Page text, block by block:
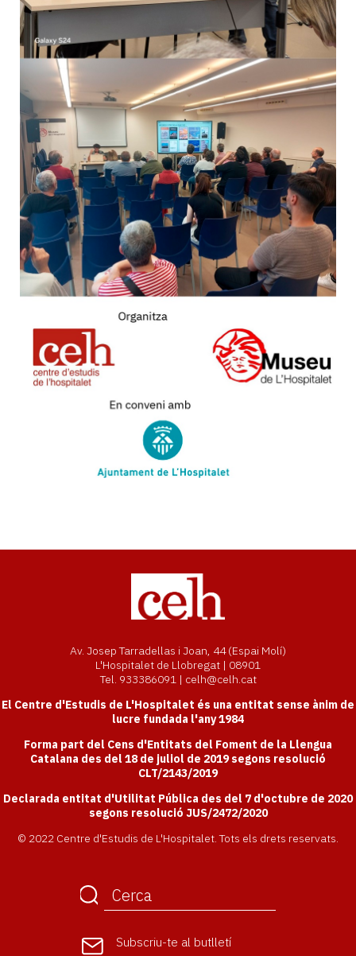
Av. Josep Tarradellas i Joan, 44 (Espai Molí)
L'Hospitalet de Llobregat | 08901
Tel. 933386091 | celh@celh.cat
El Centre d'Estudis de L'Hospitalet és una entitat sense ànim de
lucre fundada l'any 1984
Forma part del Cens d'Entitats del Foment de la Llengua
Catalana des del 18 de juliol de 2019 segons resolució
CLT/2143/2019
Declarada entitat d'Utilitat Pública des del 7 d'octubre de 2020
segons resolució JUS/2472/2020
© 2022 Centre d'Estudis de L'Hospitalet. Tots els drets reservats.
Subscriu-te al butlletí